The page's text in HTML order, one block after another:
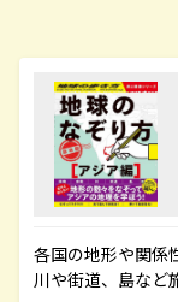
各国の地形や関係
川や街道、島など